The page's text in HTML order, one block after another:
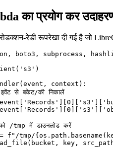
का प्रयोग कर उदाहरण
रूपरेखा दी गई है जो
boto3, subprocess,
context):
से बकेट/की निकालें
/tmp में डाउनलोड करें
f"/tmp/
key,